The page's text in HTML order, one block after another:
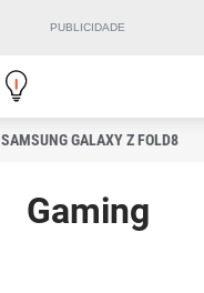
SAMSUNG GALAXY Z FOLD8
Gaming